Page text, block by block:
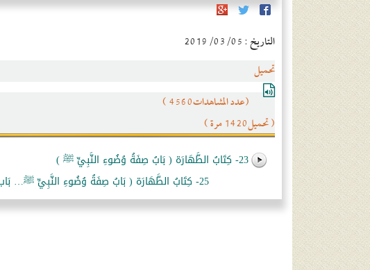
التاريخ : 2019/03/05
تحميل
(عدد المشاهدات4560 )
( تحميل1420 مرة )
23- كِتَابُ الطَّهَارَة ( بَابُ صِفَةُ وُضُوءِ النَّبِيِّ ﷺ )
25- كِتَابُ الطَّهَارَة ( بَابُ صِفَةُ وُضُوءِ النَّبِيِّ ﷺ… بَاب فِي الفَرْقِ بَيْنَ المَضْمَضَة وَالاِسْتِنْشَاقِ)